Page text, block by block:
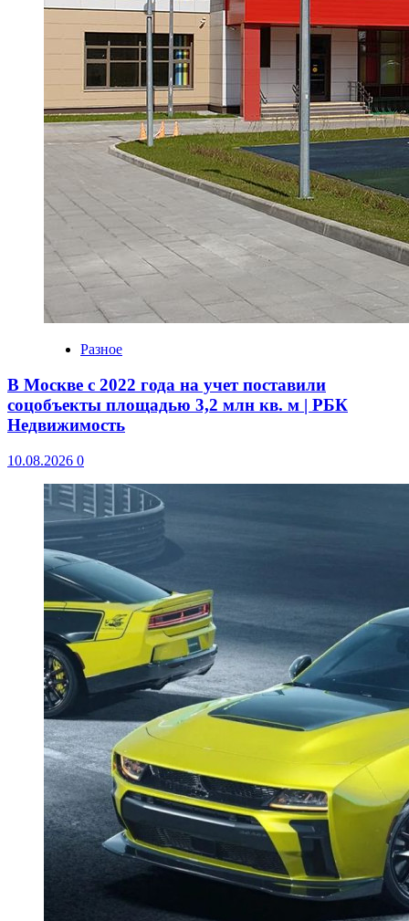
Разное
В Москве с 2022 года на учет поставили
соцобъекты площадью 3,2 млн кв. м | РБК
Недвижимость
10.08.2026 0